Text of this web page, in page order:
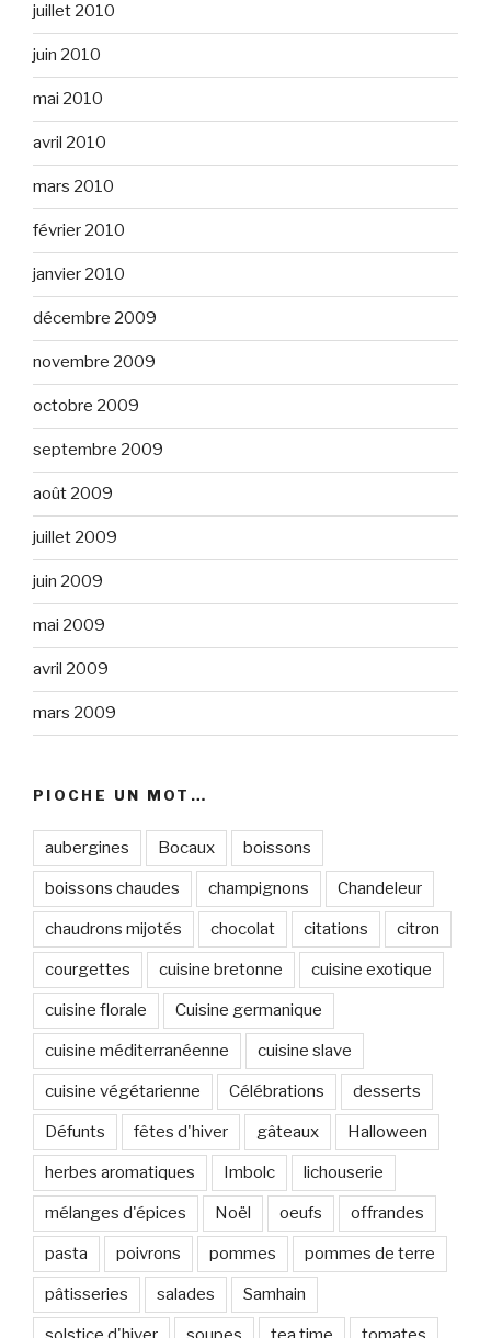
juillet 2010
juin 2010
mai 2010
avril 2010
mars 2010
février 2010
janvier 2010
décembre 2009
novembre 2009
octobre 2009
septembre 2009
août 2009
juillet 2009
juin 2009
mai 2009
avril 2009
mars 2009
PIOCHE UN MOT…
aubergines Bocaux boissons
boissons chaudes champignons Chandeleur
chaudrons mijotés chocolat citations citron
courgettes cuisine bretonne cuisine exotique
cuisine florale Cuisine germanique
cuisine méditerranéenne cuisine slave
cuisine végétarienne Célébrations desserts
Défunts fêtes d'hiver gâteaux Halloween
herbes aromatiques Imbolc lichouserie
mélanges d'épices Noël oeufs offrandes
pasta poivrons pommes pommes de terre
pâtisseries salades Samhain